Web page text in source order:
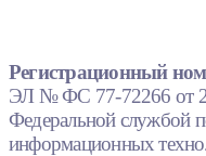
Регистрационный
ЭЛ № ФС 77-72266 от
Федеральной службой
информационных